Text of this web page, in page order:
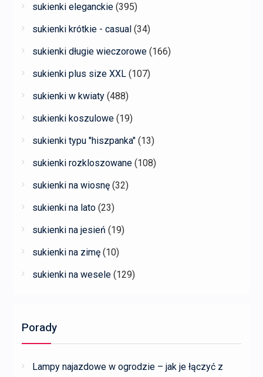
sukienki eleganckie (395)
sukienki krótkie - casual (34)
sukienki długie wieczorowe (166)
sukienki plus size XXL (107)
sukienki w kwiaty (488)
sukienki koszulowe (19)
sukienki typu "hiszpanka" (13)
sukienki rozkloszowane (108)
sukienki na wiosnę (32)
sukienki na lato (23)
sukienki na jesień (19)
sukienki na zimę (10)
sukienki na wesele (129)
Porady
Lampy najazdowe w ogrodzie – jak je łączyć z